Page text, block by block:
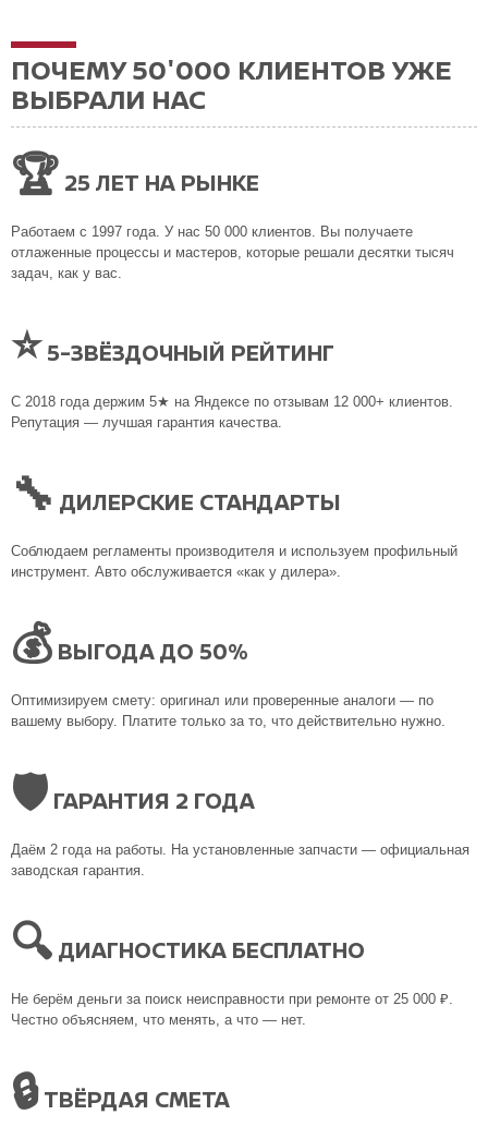
ПОЧЕМУ 50'000 КЛИЕНТОВ УЖЕ
ВЫБРАЛИ НАС
🏆 25 ЛЕТ НА РЫНКЕ
Работаем с 1997 года. У нас 50 000 клиентов. Вы получаете
отлаженные процессы и мастеров, которые решали десятки тысяч
задач, как у вас.
⭐ 5-ЗВЁЗДОЧНЫЙ РЕЙТИНГ
С 2018 года держим 5★ на Яндексе по отзывам 12 000+ клиентов.
Репутация — лучшая гарантия качества.
🔧 ДИЛЕРСКИЕ СТАНДАРТЫ
Соблюдаем регламенты производителя и используем профильный
инструмент. Авто обслуживается «как у дилера».
💰 ВЫГОДА ДО 50%
Оптимизируем смету: оригинал или проверенные аналоги — по
вашему выбору. Платите только за то, что действительно нужно.
🛡 ГАРАНТИЯ 2 ГОДА
Даём 2 года на работы. На установленные запчасти — официальная
заводская гарантия.
🔍 ДИАГНОСТИКА БЕСПЛАТНО
Не берём деньги за поиск неисправности при ремонте от 25 000 ₽.
Честно объясняем, что менять, а что — нет.
🔒ТВЁРДАЯ СМЕТА